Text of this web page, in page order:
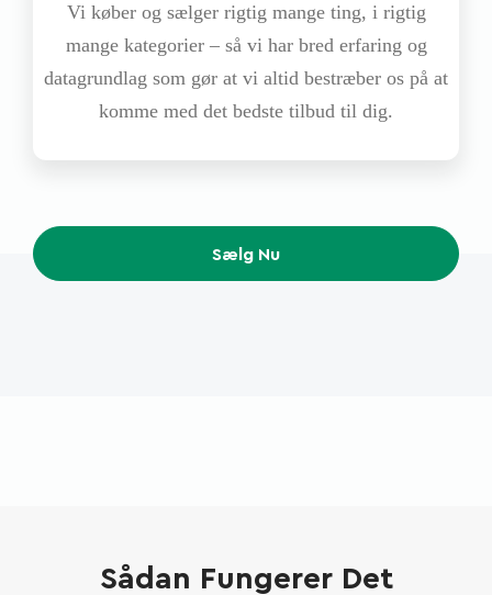
Vi køber og sælger rigtig mange ting, i rigtig
mange kategorier – så vi har bred erfaring og
datagrundlag som gør at vi altid bestræber os på at
komme med det bedste tilbud til dig.
Sælg Nu
Sådan Fungerer Det